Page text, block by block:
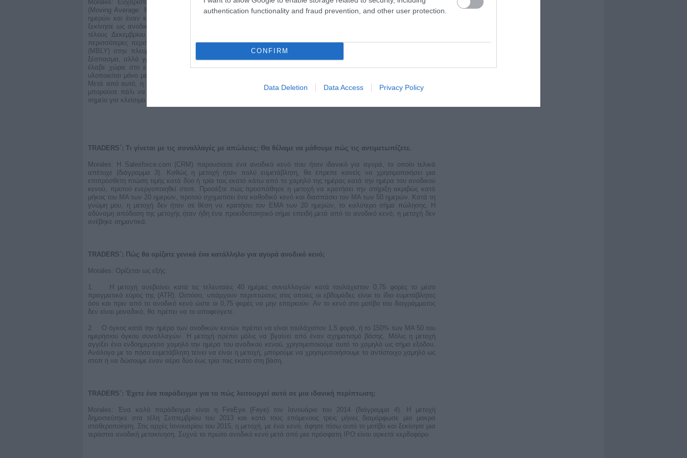
authentication functionality and fraud prevention, and other user protection.
CONFIRM
Data Deletion Data Access Privacy Policy
Morales: Ευχαρίστως. Στα διαγράμματα που βλέπετε χρησιμοποιώ έναν απλό κινητό μέσο όρο δέκα ημερών
(Moving Average: MA) σε ροζ χρώμα, έναν πράσινο εκθετικά εξομαλυσμένο MA 20 ημερών, έναν μπλε MA 50
ημερών και έναν κόκκινο MA 200 ημερών. Το διάγραμμα 1 δείχνει ένα στήσιμο της Amazon.com (AMZN). Αυτό
ξεκίνησε ως ανοδικό κενό, το οποίο ήταν κατάλληλο για σημείο αγοράς. Μεταξύ των μέσων Νοεμβρίου και του
τέλους Δεκεμβρίου του 2015, η μετοχή σχημάτισε μια πλάγια σταθεροποίηση πριν από το ξέσπασμα. Στις
περισσότερες περιπτώσεις, στην πορεία τέτοιων ξεσπασμάτων πουλάω. Το διάγραμμα 2 δείχνει την Mobileye
(MBLY) στην πλευρά της πώλησης. Η μετοχή παρουσίασε στα μέσα Αυγούστου του 2015 ένα καθυστερημένο
ξέσπασμα, αλλά γρήγορα απέτυχε. Στην πραγματικότητα, ανέμενα επίσης το σχηματισμό του μακρομοτίβου που
έλαβε χώρα στο εβδομαδιαίο διάγραμμα. Το αποτυχημένο ξέσπασμα οδήγησε σε ευκαιρία πώλησης, η οποία
υλοποιείται μόνο με το σπάσιμο προς τα κάτω και διαμέσου της κορυφής του προηγούμενου σχηματισμού σημαίας.
Μετά από αυτό, η μετοχή υποχώρησε έως τα τέλη Αυγούστου όπου έπιασε τον MA των 50 ημερών και η μετοχή
μπορούσε πάλι να πουληθεί. Η πτώση κάτω από τα προηγούμενα χαμηλά στα τέλη Αυγούστου ήταν ένα καλό
σημείο για κλείσιμο της θέσης πώλησης.
TRADERS´: Τι γίνεται με τις συναλλαγές με απώλειες; Θα θέλαμε να μάθουμε πώς τις αντιμετωπίζετε.
Morales: Η Salesforce.com (CRM) παρουσίασε ένα ανοδικό κενό που ήταν ιδανικό για αγορά, το οποίο τελικά
απέτυχε (διάγραμμα 3). Καθώς η μετοχή ήταν πολύ ευμετάβλητη, θα έπρεπε κανείς να χρησιμοποιήσει μια
επιπρόσθετη πτώση τιμής κατά δύο ή τρία τοις εκατό κάτω από το χαμηλό της ημέρας κατά την ημέρα του ανοδικού
κενού, προτού ενεργοποιηθεί στοπ. Προσέξτε πώς προσπάθησε η μετοχή να κρατήσει την στήριξη ακριβώς κατά
μήκος του ΜΑ των 20 ημερών, προτού σχηματίσει ένα καθοδικό κενό και διασπάσει τον MA των 50 ημερών. Κατά τη
γνώμη μου, η μετοχή δεν ήταν σε θέση να κρατήσει τον EMA των 20 ημερών, το καλύτερο σήμα πώλησης. Η
αδύναμη απόδοση της μετοχής ήταν ήδη ένα προειδοποιητικό σήμα επειδή μετά από το ανοδικό κενό, η μετοχή δεν
ανέβηκε σημαντικά.
TRADERS´: Πώς θα ορίζατε γενικά ένα κατάλληλο για αγορά ανοδικό κενό;
Morales: Ορίζεται ως εξής:
1. Η μετοχή ανεβαίνει κατά τις τελευταίες 40 ημέρες συναλλαγών κατά τουλάχιστον 0,75 φορές το μέσο
πραγματικό εύρος της (ATR). Ωστόσο, υπάρχουν περιπτώσεις στις οποίες οι εβδομάδες είναι το ίδιο ευμετάβλητες
όσο και πριν από το ανοδικό κενό ώστε οι 0,75 φορές να μην επαρκούν. Αν το κενό στο μοτίβο του διαγράμματος
δεν είναι μοναδικό, θα πρέπει να το αποφεύγετε.
2. Ο όγκος κατά την ημέρα των ανοδικών κενών πρέπει να είναι τουλάχιστον 1,5 φορά, ή το 150% των ΜΑ 50 του
ημερήσιου όγκου συναλλαγών. Η μετοχή πρέπει μόλις να βγαίνει από έναν σχηματισμό βάσης. Μόλις η μετοχή
αγγίξει ένα ενδοημερήσιο χαμηλό την ημέρα του ανοδικού κενού, χρησιμοποιούμε αυτό το χαμηλό ως σήμα εξόδου.
Ανάλογα με το πόσο ευμετάβλητη τείνει να είναι η μετοχή, μπορούμε να χρησιμοποιήσουμε το αντίστοιχο χαμηλό ως
στοπ ή να δώσουμε έναν αέρα δύο έως τρία τοις εκατό στη βάση.
TRADERS´: Έχετε ένα παράδειγμα για το πώς λειτουργεί αυτό σε μια ιδανική περίπτωση;
Morales: Ένα καλό παράδειγμα είναι η FireEye (Feye) τον Ιανουάριο του 2014 (διάγραμμα 4). Η μετοχή
δημοσιεύτηκε στα τέλη Σεπτεμβρίου του 2013 και κατά τους επόμενους τρεις μήνες διαμόρφωσε μια μακρά
σταθεροποίηση. Στις αρχές Ιανουαρίου του 2015, η μετοχή, με ένα κενό, άφησε πίσω αυτό το μοτίβο και ξεκίνησε μια
τεράστια ανοδική μετακίνηση. Συχνά το πρώτο ανοδικό κενό μετά από μια πρόσφατη IPO είναι αρκετά κερδοφόρο.